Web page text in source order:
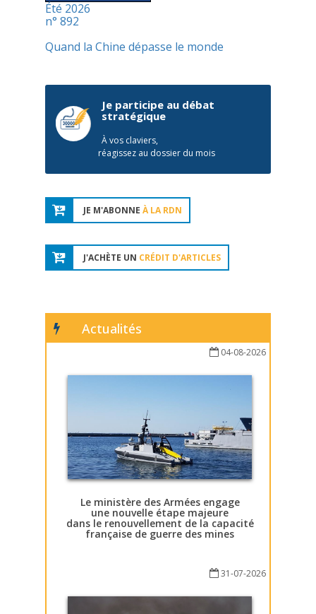
Été 2026
n° 892
Quand la Chine dépasse le monde
Je participe au débat
stratégique
À vos claviers,
réagissez au dossier du mois
JE M'ABONNE À LA RDN
J'ACHÈTE UN CRÉDIT D'ARTICLES
Actualités
04-08-2026
Le ministère des Armées engage
une nouvelle étape majeure
dans le renouvellement de la capacité
française de guerre des mines
31-07-2026